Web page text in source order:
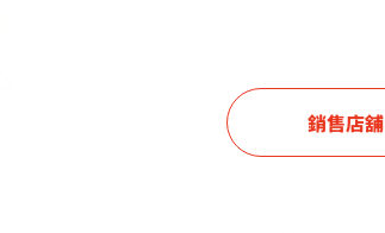
銷售店舖